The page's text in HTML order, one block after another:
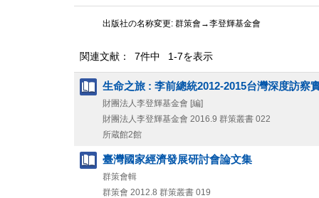
出版社の名称変更: 群策會→李登輝基金會
関連文献： 7件中 1-7を表示
生命之旅 : 李前總統2012-2015台灣深度訪察
財團法人李登輝基金會 [編]
財團法人李登輝基金會 2016.9 群策叢書 022
所蔵館2館
臺灣國家經濟發展研討會論文集
群策會輯
群策會 2012.8 群策叢書 019